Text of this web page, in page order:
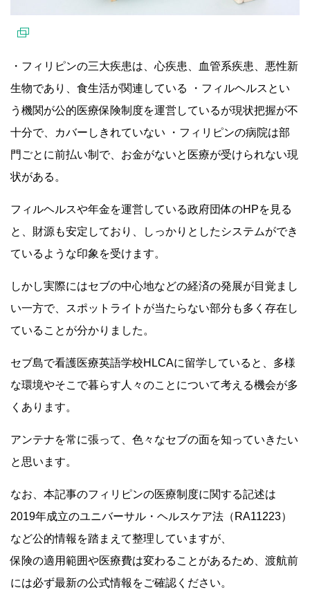
・フィリピンの三大疾患は、 心疾患、血管系疾患、悪性新
生物であり、食生活が関連している ・フィルヘルスとい
う機関が公的医療保険制度を運営しているが現状把握が不
十分で、カバーしきれていない ・フィリピンの病院は部
門ごとに前払い制で、 お金がないと医療が受けられない現
状がある。
フィルヘルスや年金を運営している政府団体のHPを見る
と、財源も安定しており、しっかりとしたシステムができ
ているような印象を受けます。
しかし実際にはセブの中心地などの経済の発展が目覚まし
い一方で、スポットライトが当たらない部分も多く存在し
ていることが分かりました。
セブ島で看護医療英語学校HLCAに留学していると、多様
な環境やそこで暮らす人々のことについて考える機会が多
くあります。
アンテナを常に張って、色々なセブの面を知っていきたい
と思います。
なお、本記事のフィリピンの医療制度に関する記述は
2019年成立のユニバーサル・ヘルスケア法（RA11223）
など公的情報を踏まえて整理していますが、
保険の適用範囲や医療費は変わることがあるため、渡航前
には必ず最新の公式情報をご確認ください。